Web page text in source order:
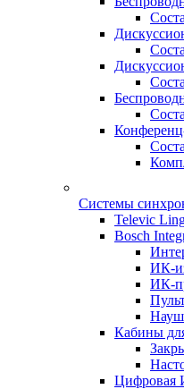
Системы
Televic
Bosch
ИК-
ИК-
Кабины
Цифровая